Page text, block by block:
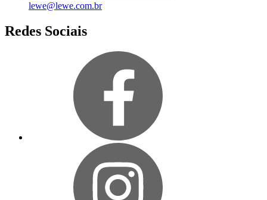
lewe@lewe.com.br
Redes Sociais